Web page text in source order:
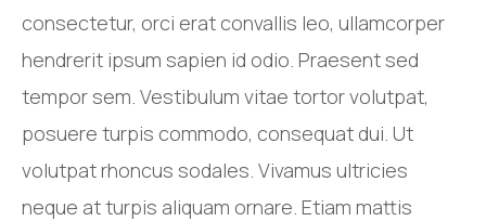
consectetur, orci erat convallis leo, ullamcorper
hendrerit ipsum sapien id odio. Praesent sed
tempor sem. Vestibulum vitae tortor volutpat,
posuere turpis commodo, consequat dui. Ut
volutpat rhoncus sodales. Vivamus ultricies
neque at turpis aliquam ornare. Etiam mattis